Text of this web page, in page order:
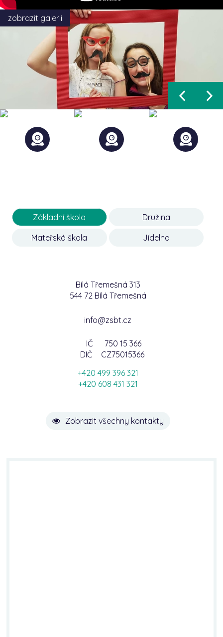
zobrazit galerii
Základní škola Družina
Mateřská škola Jídelna
Bílá Třemešná 313
544 72 Bílá Třemešná
info@zsbt.cz
IČ
750 15 366
DIČ
CZ75015366
+420 499 396 321
+420 608 431 321
Zobrazit všechny kontakty